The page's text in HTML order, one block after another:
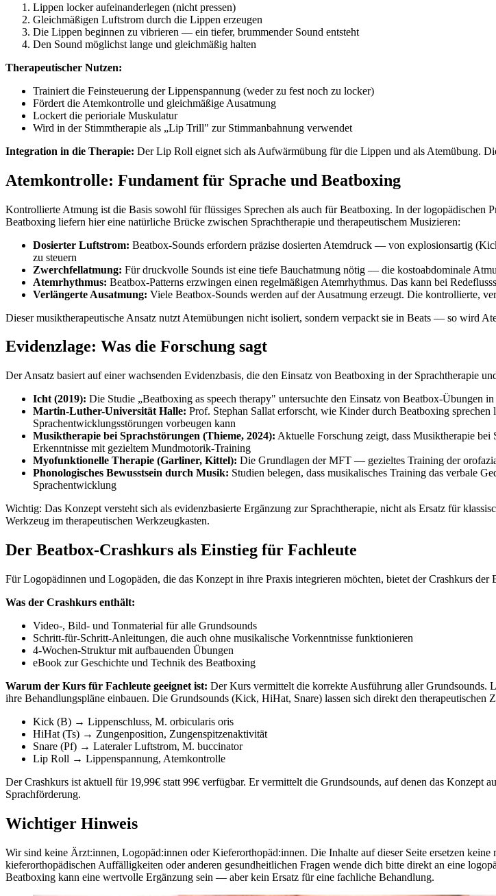
Lippen locker aufeinanderlegen (nicht pressen)
Gleichmäßigen Luftstrom durch die Lippen erzeugen
Die Lippen beginnen zu vibrieren — ein tiefer, brummender Sound entsteht
Den Sound möglichst lange und gleichmäßig halten
Therapeutischer Nutzen:
Trainiert die Feinsteuerung der Lippenspannung (weder zu fest noch zu locker)
Fördert die Atemkontrolle und gleichmäßige Ausatmung
Lockert die perioriale Muskulatur
Wird in der Stimmtherapie als „Lip Trill" zur Stimmanbahnung verwendet
Integration in die Therapie: Der Lip Roll eignet sich als Aufwärmübung für die Lippen und als Atemübung.
Atemkontrolle: Fundament für Sprache und Beatboxing
Kontrollierte Atmung ist die Basis sowohl für flüssiges Sprechen als auch für Beatboxing. In der
Beatboxing liefern hier eine natürliche Brücke zwischen Sprachtherapie und therapeutischem Musizieren:
Dosierter Luftstrom: Beatbox-Sounds erfordern präzise dosierten Atemdruck — von explosionsartig
zu steuern
Zwerchfellatmung: Für druckvolle Sounds ist eine tiefe Bauchatmung nötig — die kostoabdominale
Atemrhythmus: Beatbox-Patterns erzwingen einen regelmäßigen Atemrhythmus. Das kann bei
Verlängerte Ausatmung: Viele Beatbox-Sounds werden auf der Ausatmung erzeugt. Die kontrollierte,
Dieser musiktherapeutische Ansatz nutzt Atemübungen nicht isoliert, sondern verpackt sie in Beats — so wird
Evidenzlage: Was die Forschung sagt
Der Ansatz basiert auf einer wachsenden Evidenzbasis, die den Einsatz von Beatboxing in der Sprachtherapie
Icht (2019): Die Studie „Beatboxing as speech therapy" untersuchte den Einsatz von Beatbox-
Martin-Luther-Universität Halle: Prof. Stephan Sallat erforscht, wie Kinder durch Beatboxing
Sprachentwicklungsstörungen vorbeugen kann
Musiktherapie bei Sprachstörungen (Thieme, 2024): Aktuelle Forschung zeigt, dass Musiktherapie
Erkenntnisse mit gezieltem Mundmotorik-Training
Myofunktionelle Therapie (Garliner, Kittel): Die Grundlagen der MFT — gezieltes Training der
Phonologisches Bewusstsein durch Musik: Studien belegen, dass musikalisches Training das verbale
Sprachentwicklung
Wichtig: Das Konzept versteht sich als evidenzbasierte Ergänzung zur Sprachtherapie, nicht als Ersatz für
Werkzeug im therapeutischen Werkzeugkasten.
Der Beatbox-Crashkurs als Einstieg für Fachleute
Für Logopädinnen und Logopäden, die das Konzept in ihre Praxis integrieren möchten, bietet der Crashkurs der
Was der Crashkurs enthält:
Video-, Bild- und Tonmaterial für alle Grundsounds
Schritt-für-Schritt-Anleitungen, die auch ohne musikalische Vorkenntnisse funktionieren
4-Wochen-Struktur mit aufbauenden Übungen
eBook zur Geschichte und Technik des Beatboxing
Warum der Kurs für Fachleute geeignet ist: Der Kurs vermittelt die korrekte Ausführung aller Grundsounds.
ihre Behandlungspläne einbauen. Die Grundsounds (Kick, HiHat, Snare) lassen sich direkt den therapeutischen
Kick (B) → Lippenschluss, M. orbicularis oris
HiHat (Ts) → Zungenposition, Zungenspitzenaktivität
Snare (Pf) → Lateraler Luftstrom, M. buccinator
Lip Roll → Lippenspannung, Atemkontrolle
Der Crashkurs ist aktuell für 19,99€ statt 99€ verfügbar. Er vermittelt die Grundsounds, auf denen das
Sprachförderung.
Wichtiger Hinweis
Wir sind keine Ärzt:innen, Logopäd:innen oder Kieferorthopäd:innen. Die Inhalte auf dieser Seite ersetzen
kieferorthopädischen Auffälligkeiten oder anderen gesundheitlichen Fragen wende dich bitte direkt an eine
Beatboxing kann eine wertvolle Ergänzung sein — aber kein Ersatz für eine fachliche Behandlung.